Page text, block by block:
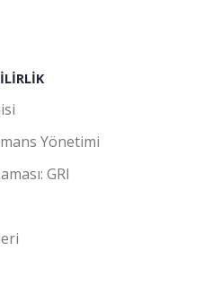
Yönetimi
GRI